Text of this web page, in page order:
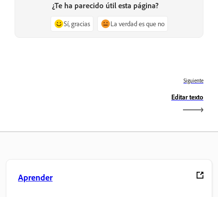
¿Te ha parecido útil esta página?
Sí, gracias La verdad es que no
Siguiente
Editar texto
Aprender